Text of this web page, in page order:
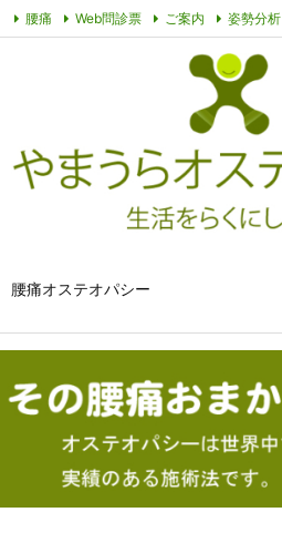
腰痛オステオパシー
腰痛 Web問診票 ご案内 姿勢分析
その他動画